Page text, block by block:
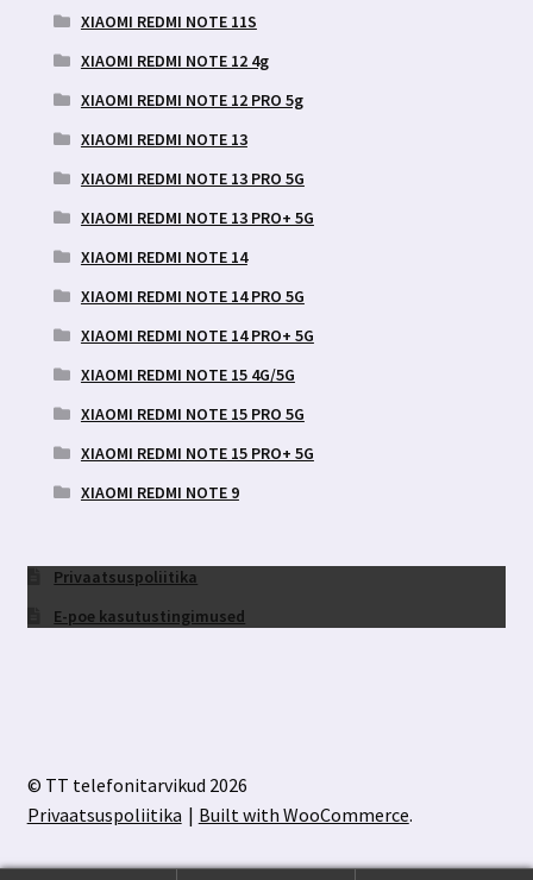
XIAOMI REDMI NOTE 11S
XIAOMI REDMI NOTE 12 4g
XIAOMI REDMI NOTE 12 PRO 5g
XIAOMI REDMI NOTE 13
XIAOMI REDMI NOTE 13 PRO 5G
XIAOMI REDMI NOTE 13 PRO+ 5G
XIAOMI REDMI NOTE 14
XIAOMI REDMI NOTE 14 PRO 5G
XIAOMI REDMI NOTE 14 PRO+ 5G
XIAOMI REDMI NOTE 15 4G/5G
XIAOMI REDMI NOTE 15 PRO 5G
XIAOMI REDMI NOTE 15 PRO+ 5G
XIAOMI REDMI NOTE 9
Privaatsuspoliitika
E-poe kasutustingimused
© TT telefonitarvikud 2026
Privaatsuspoliitika
Built with WooCommerce.